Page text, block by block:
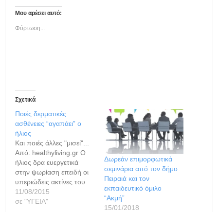
Μου αρέσει αυτό:
Φόρτωση...
Σχετικά
Ποιές δερματικές
ασθένειες “αγαπάει” ο
ήλιος
Και ποιές άλλες "μισεί"...
Από: healthyliving.gr Ο
ήλιος δρα ευεργετικά
στην ψωρίαση επειδή οι
υπεριώδεις ακτίνες του
επιβραδύνουν τη
διαδικασία της
11/08/2015
σε "ΥΓΕΙΑ"
Δωρεάν επιμορφωτικά
σεμινάρια από τον δήμο
Πειραιά και τον
εκπαιδευτικό όμιλο
“Ακμή”
15/01/2018